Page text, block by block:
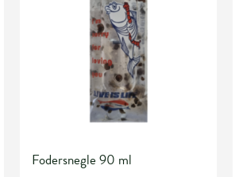
Fodersnegle 90 ml